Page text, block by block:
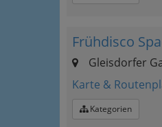
Frühdisco
Gleisdorfer
Karte &
Kategorien